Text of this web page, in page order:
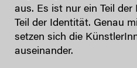
aus. Es ist nur ein Teil
Teil der Identität. Genau
setzen sich die
auseinander.